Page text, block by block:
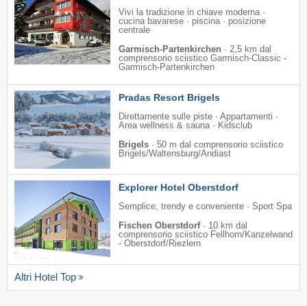
Vivi la tradizione in chiave moderna ·
cucina bavarese · piscina · posizione
centrale
Garmisch-Partenkirchen · 2,5 km dal
comprensorio sciistico Garmisch-Classic -
Garmisch-Partenkirchen
Pradas Resort Brigels
Direttamente sulle piste · Appartamenti ·
Area wellness & sauna · Kidsclub
Brigels · 50 m dal comprensorio sciistico
Brigels/​Waltensburg/​Andiast
Explorer Hotel Oberstdorf
Semplice, trendy e conveniente · Sport Spa
Fischen Oberstdorf· 10 km dal
comprensorio sciistico Fellhorn/​Kanzelwand
- Oberstdorf/​Riezlern
Altri Hotel Top